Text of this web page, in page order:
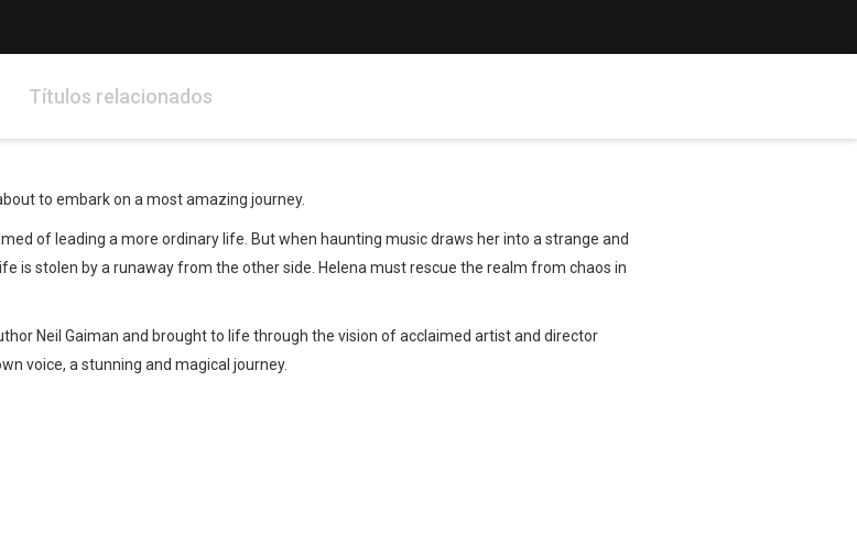
Títulos relacionados
to embark on a most amazing journey.
of leading a more ordinary life. But when haunting music draws her into a strange and
is stolen by a runaway from the other side. Helena must rescue the realm from chaos in
Neil Gaiman and brought to life through the vision of acclaimed artist and director
voice, a stunning and magical journey.